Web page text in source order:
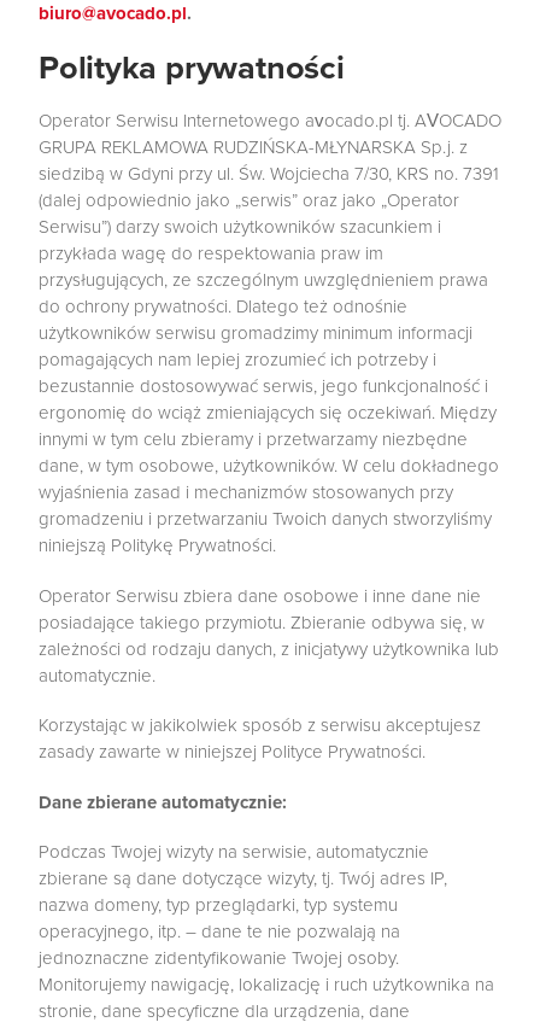
biuro@avocado.pl.
Polityka prywatności
Operator Serwisu Internetowego avocado.pl tj. AVOCADO
GRUPA REKLAMOWA RUDZIŃSKA-MŁYNARSKA Sp.j. z
siedzibą w Gdyni przy ul. Św. Wojciecha 7/30, KRS no. 7391
(dalej odpowiednio jako „serwis” oraz jako „Operator
Serwisu”) darzy swoich użytkowników szacunkiem i
przykłada wagę do respektowania praw im
przysługujących, ze szczególnym uwzględnieniem prawa
do ochrony prywatności. Dlatego też odnośnie
użytkowników serwisu gromadzimy minimum informacji
pomagających nam lepiej zrozumieć ich potrzeby i
bezustannie dostosowywać serwis, jego funkcjonalność i
ergonomię do wciąż zmieniających się oczekiwań. Między
innymi w tym celu zbieramy i przetwarzamy niezbędne
dane, w tym osobowe, użytkowników. W celu dokładnego
wyjaśnienia zasad i mechanizmów stosowanych przy
gromadzeniu i przetwarzaniu Twoich danych stworzyliśmy
niniejszą Politykę Prywatności.
Operator Serwisu zbiera dane osobowe i inne dane nie
posiadające takiego przymiotu. Zbieranie odbywa się, w
zależności od rodzaju danych, z inicjatywy użytkownika lub
automatycznie.
Korzystając w jakikolwiek sposób z serwisu akceptujesz
zasady zawarte w niniejszej Polityce Prywatności.
Dane zbierane automatycznie:
Podczas Twojej wizyty na serwisie, automatycznie
zbierane są dane dotyczące wizyty, tj. Twój adres IP,
nazwa domeny, typ przeglądarki, typ systemu
operacyjnego, itp. – dane te nie pozwalają na
jednoznaczne zidentyfikowanie Twojej osoby.
Monitorujemy nawigację, lokalizację i ruch użytkownika na
stronie, dane specyficzne dla urządzenia, dane